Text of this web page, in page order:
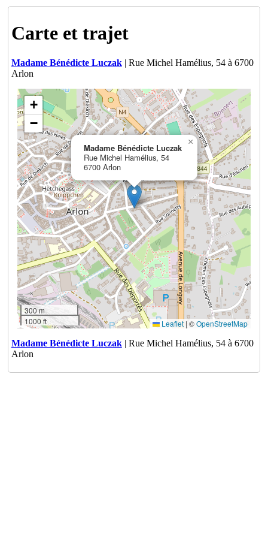
Carte et trajet
Madame Bénédicte Luczak| Rue Michel Hamélius, 54 à 6700
Arlon
Madame Bénédicte Luczak
Rue Michel Hamélius, 54
6700 Arlon
×
+
−
300 m
1000 ft
Leaflet | ©OpenStreetMap
Madame Bénédicte Luczak| Rue Michel Hamélius, 54 à 6700
Arlon